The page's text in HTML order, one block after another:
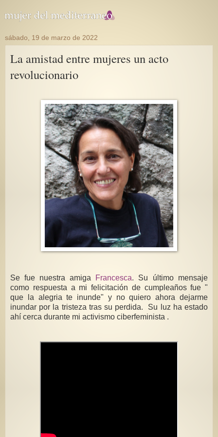
sábado, 19 de marzo de 2022
La amistad entre mujeres un acto
revolucionario
Se fue nuestra amiga Francesca. Su último mensaje
como respuesta a mi felicitación de cumpleaños fue "
que la alegria te inunde" y no quiero ahora dejarme
inundar por la tristeza tras su perdida. Su luz ha estado
ahí cerca durante mi activismo ciberfeminista .